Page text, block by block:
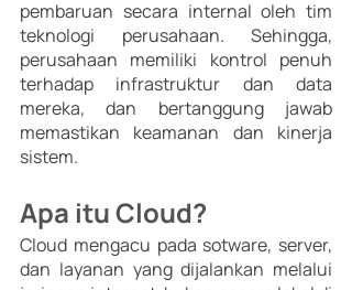
pembaruan secara internal oleh tim
teknologi perusahaan. Sehingga,
perusahaan memiliki kontrol penuh
terhadap infrastruktur dan data
mereka, dan bertanggung jawab
memastikan keamanan dan kinerja
sistem.
Apa itu Cloud?
Cloud mengacu pada sotware, server,
dan layanan yang dijalankan melalui